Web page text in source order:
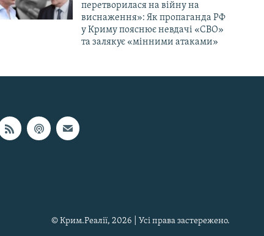
перетворилася на війну на
виснаження»: Як пропаганда РФ
у Криму пояснює невдачі «СВО»
та залякує «мінними атаками»
© Крим.Реалії, 2026 | Усі права застережено.